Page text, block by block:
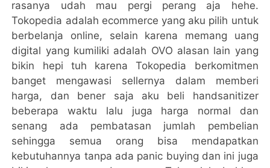
rasanya udah mau pergi perang aja hehe.
Tokopedia adalah ecommerce yang aku pilih untuk
berbelanja online, selain karena memang uang
digital yang kumiliki adalah OVO alasan lain yang
bikin hepi tuh karena Tokopedia berkomitmen
banget mengawasi sellernya dalam memberi
harga, dan bener saja aku beli handsanitizer
beberapa waktu lalu juga harga normal dan
senang ada pembatasan jumlah pembelian
sehingga semua orang bisa mendapatkan
kebutuhannya tanpa ada panic buying dan ini juga